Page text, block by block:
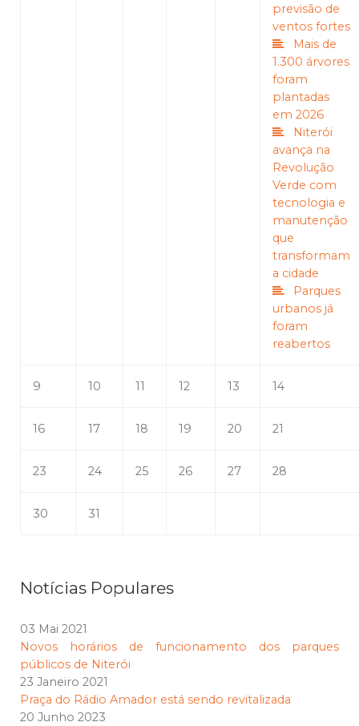
previsão de
ventos fortes
Mais de
1.300 árvores
foram
plantadas
em 2026
Niterói
avança na
Revolução
Verde com
tecnologia e
manutenção
que
transformam
a cidade
Parques
urbanos já
foram
reabertos
9 10 11 12 13 14
16 17 18 19 20 21
23 24 25 26 27 28
30 31
Notícias Populares
03 Mai 2021
Novos horários de funcionamento dos parques
públicos de Niterói
23 Janeiro 2021
Praça do Rádio Amador está sendo revitalizada
20 Junho 2023